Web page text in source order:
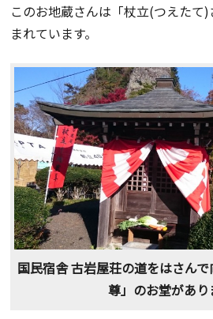
このお地蔵さんは「杖立(つえたて
まれています。
国民宿舎 古岩屋荘の道をはさん
尊」のお堂があり